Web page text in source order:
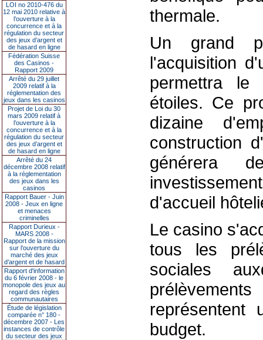
LOI no 2010-476 du
12 mai 2010 relative à
l’ouverture à la
concurrence et à la
régulation du secteur
des jeux d’argent et
de hasard en ligne
Fédération Suisse
des Casinos -
Rapport 2009
Arrêté du 29 juillet
2009 relatif à la
réglementation des
jeux dans les casinos
Projet de Loi du 30
mars 2009 relatif à
l’ouverture à la
concurrence et à la
régulation du secteur
des jeux d’argent et
de hasard en ligne
Arrêté du 24
décembre 2008 relatif
à la réglementation
des jeux dans les
casinos
Rapport Bauer - Juin
2008 - Jeux en ligne
et menaces
criminelles
Rapport Durieux -
MARS 2008 -
Rapport de la mission
sur l’ouverture du
marché des jeux
d’argent et de hasard
Rapport d'information
du 6 février 2008 - le
monopole des jeux au
regard des règles
communautaires
Étude de législation
comparée n° 180 -
décembre 2007 - Les
instances de contrôle
du secteur des jeux
thermale.
Un grand
l'acquisition
permettra le
étoiles. Ce
dizaine
construction
générera
d'accueil
Le casino
tous les
sociales
représentent
budget.